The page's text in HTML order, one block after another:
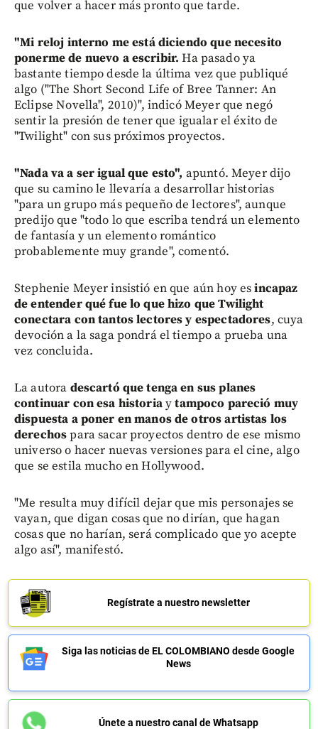
que volver a hacer más pronto que tarde.
"Mi reloj interno me está diciendo que necesito
ponerme de nuevo a escribir. Ha pasado ya
bastante tiempo desde la última vez que publiqué
algo ("The Short Second Life of Bree Tanner: An
Eclipse Novella", 2010)", indicó Meyer que negó
sentir la presión de tener que igualar el éxito de
"Twilight" con sus próximos proyectos.
"Nada va a ser igual que esto", apuntó. Meyer dijo
que su camino le llevaría a desarrollar historias
"para un grupo más pequeño de lectores", aunque
predijo que "todo lo que escriba tendrá un elemento
de fantasía y un elemento romántico
probablemente muy grande", comentó.
Stephenie Meyer insistió en que aún hoy esincapaz
de entender qué fue lo que hizo que Twilight
conectara con tantos lectores y espectadores, cuya
devoción a la saga pondrá el tiempo a prueba una
vez concluida.
La autora descartó que tenga en sus planes
continuar con esa historiaytampoco pareció muy
dispuesta a poner en manos de otros artistas los
derechospara sacar proyectos dentro de ese mismo
universo o hacer nuevas versiones para el cine, algo
que se estila mucho en Hollywood.
"Me resulta muy difícil dejar que mis personajes se
vayan, que digan cosas que no dirían, que hagan
cosas que no harían, será complicado que yo acepte
algo así", manifestó.
Regístrate a nuestro newsletter
Siga las noticias de EL COLOMBIANO desde Google
News
Únete a nuestro canal de Whatsapp